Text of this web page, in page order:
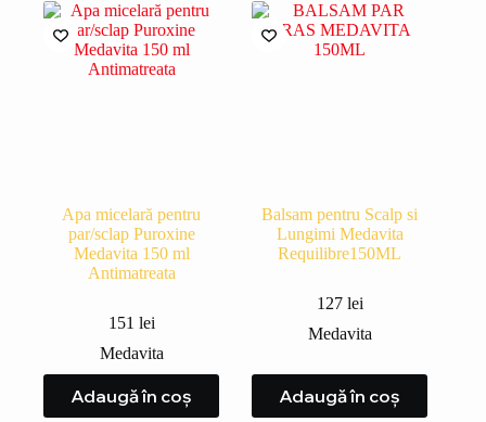
Apa micelară pentru
par/sclap Puroxine
Medavita 150 ml
Antimatreata
151 lei
Medavita
Adaugă în coș
Balsam pentru Scalp si
Lungimi Medavita
Requilibre150ML
127 lei
Medavita
Adaugă în coș